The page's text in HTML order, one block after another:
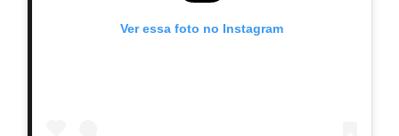
Ver essa foto no Instagram